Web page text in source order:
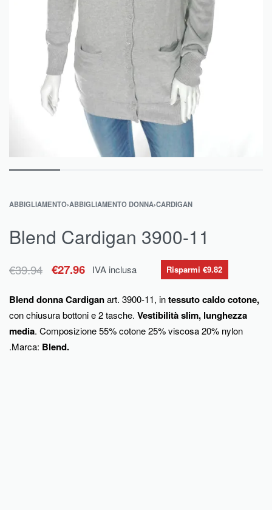
ABBIGLIAMENTO›ABBIGLIAMENTO DONNA›CARDIGAN
Blend Cardigan 3900-11
€39.94 €27.96 IVA inclusa Risparmi €9.82
Blend donna Cardiganart. 3900-11, intessuto caldo cotone,
con chiusura bottoni e 2 tasche. Vestibilità slim, lunghezza
media. Composizione 55% cotone 25% viscosa 20% nylon
.Marca: Blend.